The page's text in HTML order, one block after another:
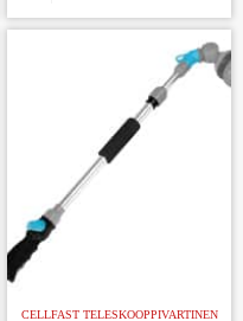
CELLFAST TELESKOOPPIVARTINEN